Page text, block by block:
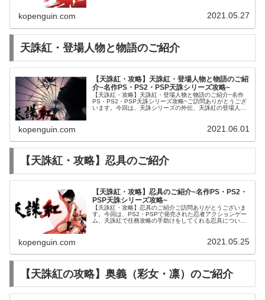
kopenguin.com 2021.05.27
天誅紅・登場人物と物語のご紹介
【天誅紅・攻略】天誅紅・登場人物と物語のご紹
介~名作PS・PS2・PSP天誅シリーズ攻略~
【天誅紅・攻略】天誅紅・登場人物と物語のご紹介~名作
PS・PS2・PSP天誅シリーズ攻略~ご訪問ありがとうござ
います。今回は、天誅シリーズの外伝、天誅紅の登場人物
kopenguin.com 2021.06.01
【天誅紅・攻略】忍具のご紹介
【天誅紅・攻略】忍具のご紹介~名作PS・PS2・
PSP天誅シリーズ攻略~
【天誅紅・攻略】忍具のご紹介ご訪問ありがとうございま
す。今回は、PS2・PSPで発売された忍者アクションゲー
ム、天誅紅で任務攻略の手助けをしてくれる忍具について
kopenguin.com 2021.05.25
【天誅紅の攻略】奥義（彩女・凛）のご紹介